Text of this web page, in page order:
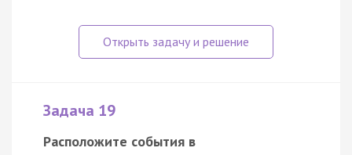
Задача 19
Расположите события в